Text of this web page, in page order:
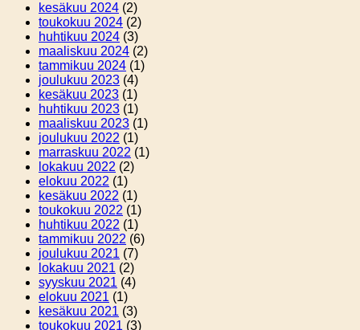
kesäkuu 2024 (2)
toukokuu 2024 (2)
huhtikuu 2024 (3)
maaliskuu 2024 (2)
tammikuu 2024 (1)
joulukuu 2023 (4)
kesäkuu 2023 (1)
huhtikuu 2023 (1)
maaliskuu 2023 (1)
joulukuu 2022 (1)
marraskuu 2022 (1)
lokakuu 2022 (2)
elokuu 2022 (1)
kesäkuu 2022 (1)
toukokuu 2022 (1)
huhtikuu 2022 (1)
tammikuu 2022 (6)
joulukuu 2021 (7)
lokakuu 2021 (2)
syyskuu 2021 (4)
elokuu 2021 (1)
kesäkuu 2021 (3)
toukokuu 2021 (3)